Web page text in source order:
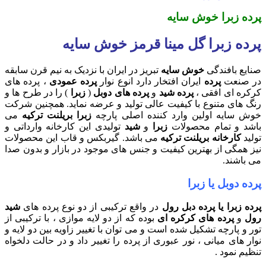
پرده زبرا خوش سایه
پرده زبرا گل مینا قرمز خوش سایه
صنایع بافندگی خوش سایه تبریز در ایران با نزدیک به نیم قرن سابقه
در صنعتپرده ایران افتخار دارد انوع نوار پرده عمودی ، پرده های
کرکره ای افقی ،پرده شید وپرده های دوبل (زبرا
) را در طرح ها و
رنگ های متنوع با کیفیت عالی تولید و عرضه نماید. همچنین شرکت
خوش سایه اولین وارد کننده اصلی پارچه زبرا بریلنت ترکیه می
باشد و تمام محصولات زبرا وشید تولیدی این کارخانه وارداتی و
تولیدکارخانه بریلنت ترکیه می باشد. گیربکس و قاب این محصولات
نیز همگی از بهترین کیفیت و جنس های موجود در بازار و بدون صدا
می باشند.
پرده دوبل یا زبرا
پرده زبرا یا پرده دبل رول در واقع ترکیبی از دو نوع پرده های شید
رول وپرده های کرکره ای بوده که از دو لایه موازی ، با ترکیبی از
تور و پارچه تشکیل شده است و می توان با تغییر زاویه بین دو لایه و
نوار های میانی ، نور عبوری از پرده را تغییر داد و در حالت دلخواه
تنظیم نمود .